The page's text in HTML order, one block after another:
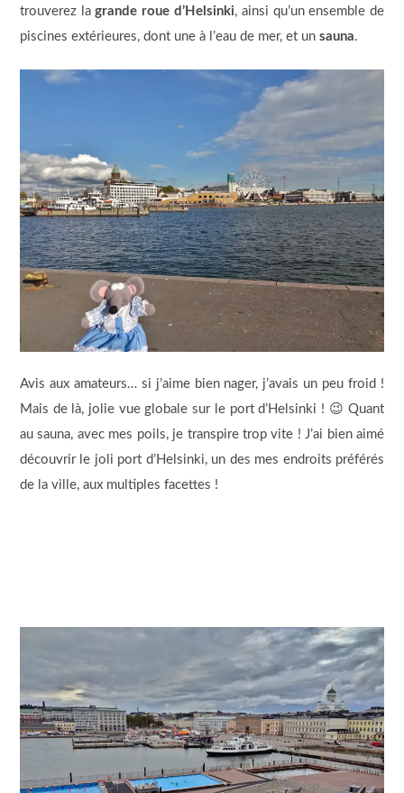
trouverez lagrande roue d’Helsinki, ainsi qu’un ensemble de
piscines extérieures, dont une à l’eau de mer, et un sauna.
Avis aux amateurs… si j’aime bien nager, j’avais un peu froid !
Mais de là, jolie vue globale sur le port d’Helsinki ! 😉 Quant
au sauna, avec mes poils, je transpire trop vite ! J’ai bien aimé
découvrir le joli port d’Helsinki, un des mes endroits préférés
de la ville, aux multiples facettes !